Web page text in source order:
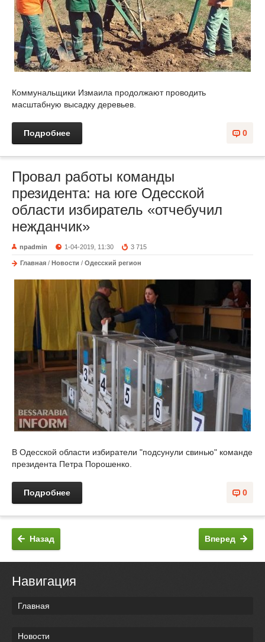
Коммунальщики Измаила продолжают проводить
масштабную высадку деревьев.
0
Подробнее
Провал работы команды
президента: на юге Одесской
области избиратель «отчебучил
нежданчик»
npadmin 1-04-2019, 11:30 3 715
Главная / Новости / Одесский регион
В Одесской области избиратели "подсунули свинью" команде
президента Петра Порошенко.
0
Подробнее
Вперед
Назад
Навигация
Главная
Новости